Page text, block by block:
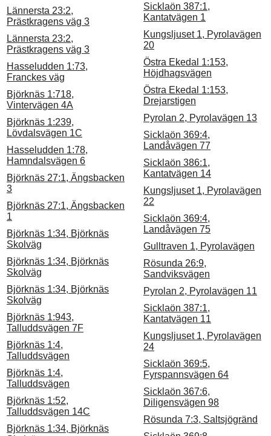
Lännersta 23:2,
Prästkragens väg 3
Lännersta 23:2,
Prästkragens väg 3
Hasseludden 1:73,
Franckes väg
Björknäs 1:718,
Vintervägen 4A
Björknäs 1:239,
Lövdalsvägen 1C
Hasseludden 1:78,
Hamndalsvägen 6
Björknäs 27:1, Ängsbacken
3
Björknäs 27:1, Ängsbacken
1
Björknäs 1:34, Björknäs
Skolväg
Björknäs 1:34, Björknäs
Skolväg
Björknäs 1:34, Björknäs
Skolväg
Björknäs 1:943,
Talluddsvägen 7F
Björknäs 1:4,
Talluddsvägen
Björknäs 1:4,
Talluddsvägen
Björknäs 1:52,
Talluddsvägen 14C
Björknäs 1:34, Björknäs
Sicklaön 387:1,
Kantatvägen 1
Kungsljuset 1, Pyrolavägen
20
Östra Ekedal 1:153,
Höjdhagsvägen
Östra Ekedal 1:153,
Drejarstigen
Pyrolan 2, Pyrolavägen 13
Sicklaön 369:4,
Landåvägen 77
Sicklaön 386:1,
Kantatvägen 14
Kungsljuset 1, Pyrolavägen
22
Sicklaön 369:4,
Landåvägen 75
Gulltraven 1, Pyrolavägen
Rösunda 26:9,
Sandviksvägen
Pyrolan 2, Pyrolavägen 11
Sicklaön 387:1,
Kantatvägen 11
Kungsljuset 1, Pyrolavägen
24
Sicklaön 369:5,
Fyrspannsvägen 64
Sicklaön 367:6,
Diligensvägen 98
Rösunda 7:3, Saltsjögränd